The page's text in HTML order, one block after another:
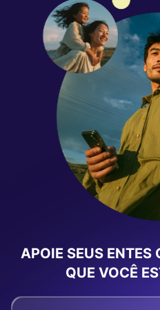
APOIE SEUS ENTES
QUE VOCÊ